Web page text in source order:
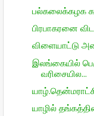
பல்கலைக்கழக
பிரபாகரனை
விளையாட்டு
இலங்கையில்
வரிசையில...
யாழில்